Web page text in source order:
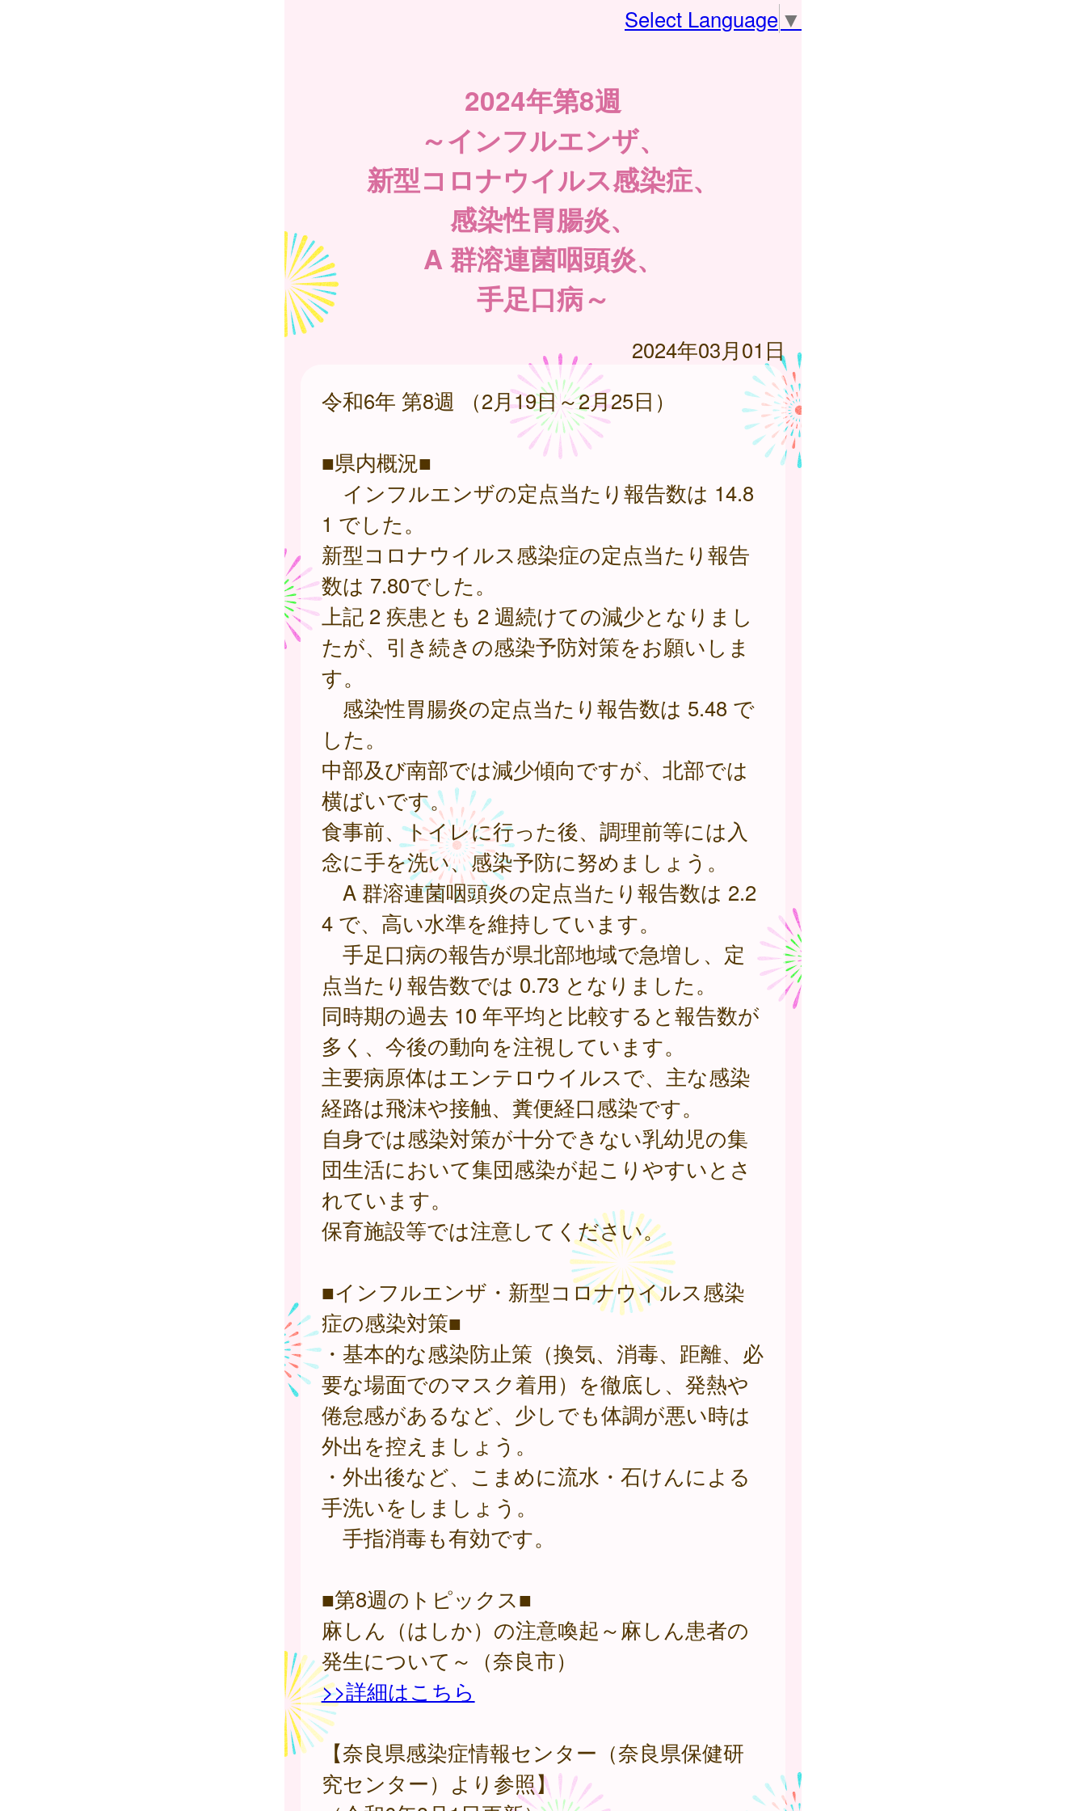
Select Language ▼
2024年第8週
～インフルエンザ、
新型コロナウイルス感染症、
感染性胃腸炎、
A 群溶連菌咽頭炎、
手足口病～
2024年03月01日
令和6年 第8週 （2月19日～2月25日）
■県内概況■
インフルエンザの定点当たり報告数は 14.8
1 でした。
新型コロナウイルス感染症の定点当たり報告
数は 7.80でした。
上記 2 疾患とも 2 週続けての減少となりまし
たが、引き続きの感染予防対策をお願いしま
す。
感染性胃腸炎の定点当たり報告数は 5.48 で
した。
中部及び南部では減少傾向ですが、北部では
横ばいです。
食事前、トイレに行った後、調理前等には入
念に手を洗い、感染予防に努めましょう。
A 群溶連菌咽頭炎の定点当たり報告数は 2.2
4 で、高い水準を維持しています。
手足口病の報告が県北部地域で急増し、定
点当たり報告数では 0.73 となりました。
同時期の過去 10 年平均と比較すると報告数が
多く、今後の動向を注視しています。
主要病原体はエンテロウイルスで、主な感染
経路は飛沫や接触、糞便経口感染です。
自身では感染対策が十分できない乳幼児の集
団生活において集団感染が起こりやすいとさ
れています。
保育施設等では注意してください。
■インフルエンザ・新型コロナウイルス感染
症の感染対策■
・基本的な感染防止策（換気、消毒、距離、必
要な場面でのマスク着用）を徹底し、発熱や
倦怠感があるなど、少しでも体調が悪い時は
外出を控えましょう。
・外出後など、こまめに流水・石けんによる
手洗いをしましょう。
手指消毒も有効です。
■第8週のトピックス■
麻しん（はしか）の注意喚起～麻しん患者の
発生について～（奈良市）
>>詳細はこちら
【奈良県感染症情報センター（奈良県保健研
究センター）より参照】